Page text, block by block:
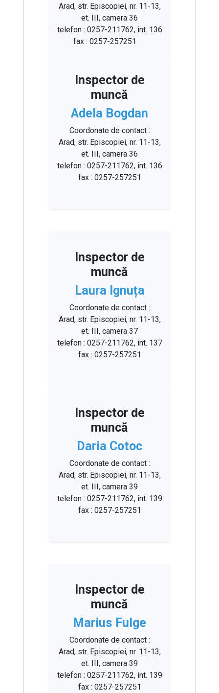
Arad, str. Episcopiei, nr. 11-13,
et. III, camera 36
telefon : 0257-211762, int. 136
fax : 0257-257251
Inspector de
muncă
Adela Bogdan
Coordonate de contact :
Arad, str. Episcopiei, nr. 11-13,
et. III, camera 36
telefon : 0257-211762, int. 136
fax : 0257-257251
Inspector de
muncă
Laura Ignuța
Coordonate de contact :
Arad, str. Episcopiei, nr. 11-13,
et. III, camera 37
telefon : 0257-211762, int. 137
fax : 0257-257251
Inspector de
muncă
Daria Cotoc
Coordonate de contact :
Arad, str. Episcopiei, nr. 11-13,
et. III, camera 39
telefon : 0257-211762, int. 139
fax : 0257-257251
Inspector de
muncă
Marius Fulge
Coordonate de contact :
Arad, str. Episcopiei, nr. 11-13,
et. III, camera 39
telefon : 0257-211762, int. 139
fax : 0257-257251